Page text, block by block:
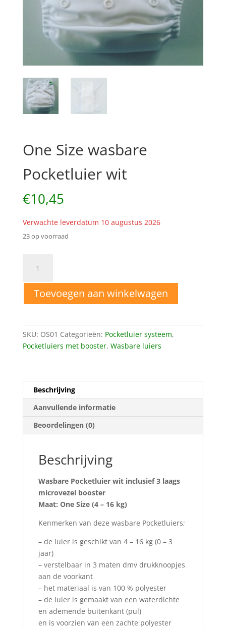
One Size wasbare
Pocketluier wit
€10,45
Verwachte leverdatum 10 augustus 2026
23 op voorraad
wasbare
Pocketluier
wit
Toevoegen aan winkelwagen
SKU: OS01 Categorieën: Pocketluier systeem,
Pocketluiers met booster, Wasbare luiers
Beschrijving
Aanvullende informatie
Beoordelingen (0)
Beschrijving
Wasbare Pocketluier wit inclusief 3 laags
microvezel booster
Maat: One Size (4 – 16 kg)
Kenmerken van deze wasbare Pocketluiers;
– de luier is geschikt van 4 – 16 kg (0 – 3
jaar)
– verstelbaar in 3 maten dmv drukknoopjes
aan de voorkant
– het materiaal is van 100 % polyester
– de luier is gemaakt van een waterdichte
en ademende buitenkant (pul)
en is voorzien van een zachte polyester